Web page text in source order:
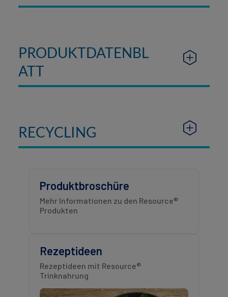
PRODUKTDATENBL
ATT
RECYCLING
Produktbroschüre
Mehr Informationen zu den Resource®
Produkten
Rezeptideen
Rezeptideen mit Resource®
Trinknahrung